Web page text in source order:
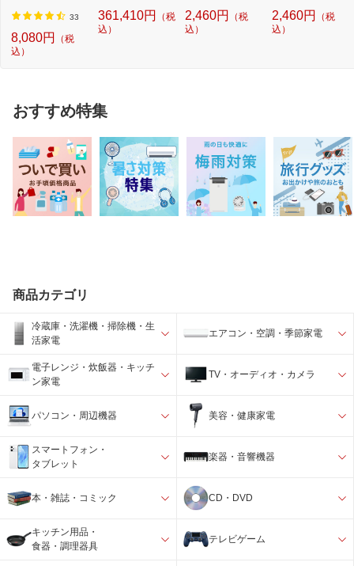
33
8,080円
（税
込）
60-E...
361,410円
（税
込）
2,460円
（税
込）
2,460円
（税
込）
おすすめ特集
商品カテゴリ
冷蔵庫・洗濯機・掃除機・生
活家電
エアコン・空調・季節家電
電子レンジ・炊飯器・キッチ
ン家電
TV・オーディオ・カメラ
パソコン・周辺機器 美容・健康家電
スマートフォン・
タブレット
楽器・音響機器
本・雑誌・コミック CD・DVD
キッチン用品・
食器・調理器具
テレビゲーム